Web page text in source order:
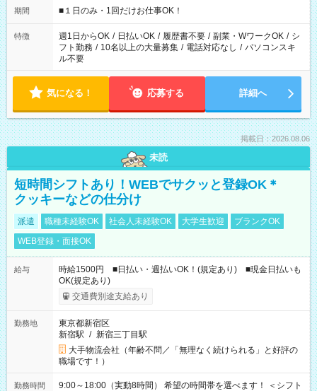
げるお仕事も！ ご希望のお時間に合わせてご紹介！ ※シフトは
ください！
期間 ■１日のみ・1回だけお仕事OK！
特徴 週1日からOK / 日払いOK / 履歴書不要 / 副業・WワークOK / シ
フト勤務 / 10名以上の大量募集 / 電話対応なし / パソコンスキ
ル不要
気になる！ 応募する 詳細へ
掲載日：2026.08.06
未読
短時間シフトあり！WEBでサクッと登録OK＊
クッキーなどの仕分け
派遣 職種未経験OK 社会人未経験OK 大学生歓迎
ブランクOK
WEB登録・面接OK
給与
時給1500円 ■日払い・週払いOK！(規定あり) ■現金日払いも
OK(規定あり)
交通費別途支給あり
勤務地
東京都新宿区
新宿駅 / 新宿三丁目駅
大手物流会社（年齢不問／「無理なく続けられる」と好評の
職場です！）
勤務時間
9:00～18:00（実動8時間） 希望の時間帯を選べます！ ＜シフト